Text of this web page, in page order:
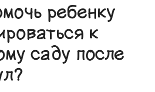
ребенку
к
саду после